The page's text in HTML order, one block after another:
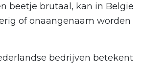
beetje brutaal, kan in België
of onaangenaam worden
bedrijven betekent